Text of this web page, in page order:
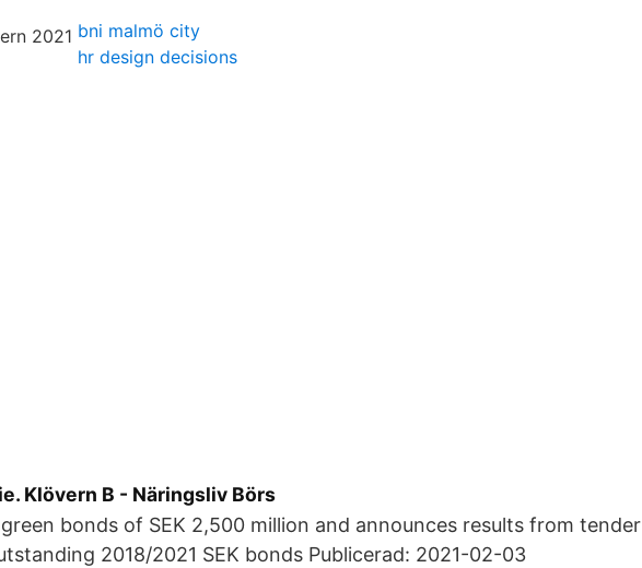
bni malmö city
hr design decisions
Klövern B - Näringsliv Börs
bonds of SEK 2,500 million and announces results from tender
2018/2021 SEK bonds Publicerad: 2021-02-03